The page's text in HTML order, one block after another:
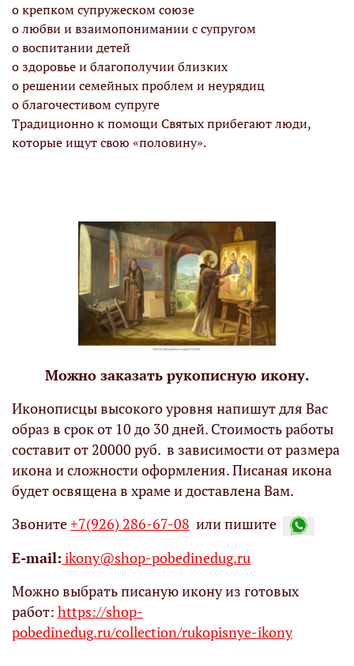
о крепком супружеском союзе
о любви и взаимопонимании с супругом
о воспитании детей
о здоровье и благополучии близких
о решении семейных проблем и неурядиц
о благочестивом супруге
Традиционно к помощи Святых прибегают люди,
которые ищут свою «половину».
Можно заказать рукописную икону.
Иконописцы высокого уровня напишут для Вас
образ в срок от 10 до 30 дней. Стоимость работы
составит от 20000 руб. в зависимости от размера
икона и сложности оформления. Писаная икона
будет освящена в храме и доставлена Вам.
Звоните+7(926) 286-67-08 или пишите
Е-mail: ikony@shop-pobedinedug.ru
Можно выбрать писаную икону из готовых
работ: https://shop-
pobedinedug.ru/collection/rukopisnye-ikony